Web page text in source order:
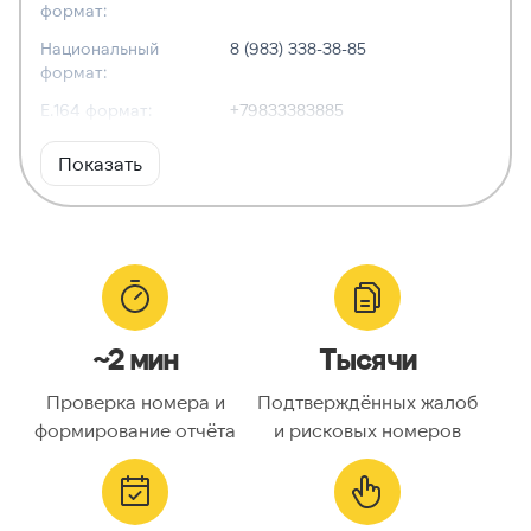
формат:
Национальный
формат:
8 (983) 338-38-85
E.164 формат:
+79833383885
RFC3966
формат:
Тип номера:
Оператор связи:
Национальный
9833383885
Код страны:
ГЕОЛОКАЦИЯ
Показать
~2 мин
Проверка номера и
формирование отчёта
Тысячи
Подтверждённых жалоб
и рисковых номеров